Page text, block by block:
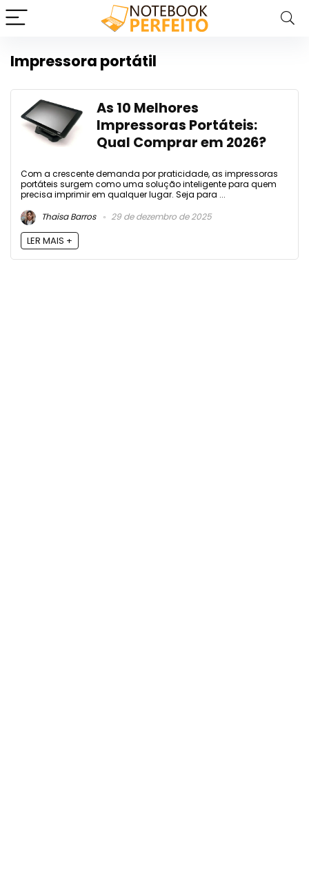
Impressora portátil
As 10 Melhores
Impressoras Portáteis:
Qual Comprar em 2026?
Com a crescente demanda por praticidade, as impressoras
portáteis surgem como uma solução inteligente para quem
precisa imprimir em qualquer lugar. Seja para ...
Thaisa Barros
29 de dezembro de 2025
LER MAIS +